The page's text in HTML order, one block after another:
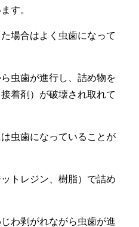
す。
場合はよく虫歯になって
虫歯が進行し、詰め物を
着剤）が破壊され取れて
虫歯になっていることが
トレジン、樹脂）で詰め
わ剥がれながら虫歯が進